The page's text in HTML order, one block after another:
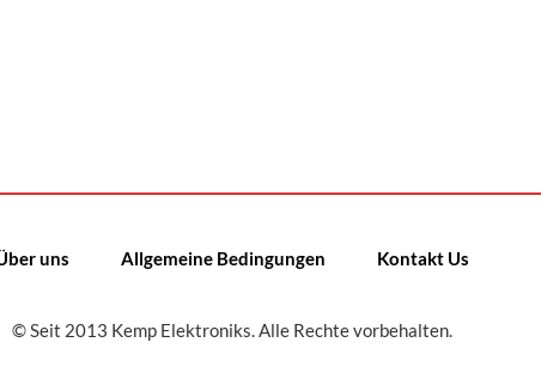
uns Allgemeine Bedingungen Kontakt Us
© Seit 2013 Kemp Elektroniks. Alle Rechte vorbehalten.